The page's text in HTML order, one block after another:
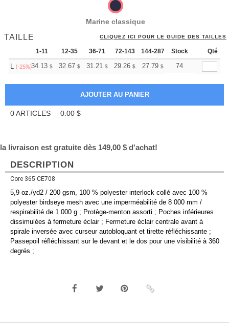
Marine classique
TAILLE CLIQUEZ ICI POUR LE GUIDE DES TAILLES
1-11 12-35 36-71 72-143 144-287 288 + Plus
Stock Qté
L (-25%)34.13 $ 32.67 $ 31.21 $ 29.26 $ 27.79 $ 27.31
74
0ARTICLES 0.00 $
la livraison est gratuite dès 149,00 $ d'achat!
DESCRIPTION
Core 365 CE708
5,9 oz./yd2 / 200 gsm, 100 % polyester interlock collé avec 100 %
polyester birdseye mesh avec une imperméabilité de 8 000 mm /
respirabilité de 1 000 g ; Protège-menton assorti ; Poches inférieures
dissimulées à fermeture éclair ; Fermeture éclair centrale avant à
spirale inversée avec curseur autobloquant et tirette réfléchissante ;
Passepoil réfléchissant sur le devant et le dos pour une visibilité à 360
degrés ;